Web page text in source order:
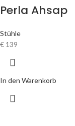
Perla Ahsap
Stühle
€ 139
In den Warenkorb